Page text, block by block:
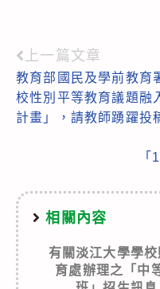
Read
more
articles
上一篇文章
教育部國民及學前教育
校性別平等教育議題融
計畫」，請教師踴躍投
相關內容
有關淡江大學學
育處辦理之「中